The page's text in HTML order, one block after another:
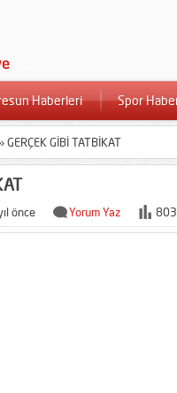
Haberleri Spor
GERÇEK GİBİ TATBİKAT
önce Yorum Yaz